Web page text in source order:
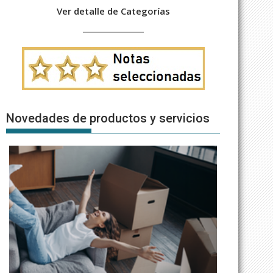
Ver detalle de Categorías
Novedades de productos y servicios